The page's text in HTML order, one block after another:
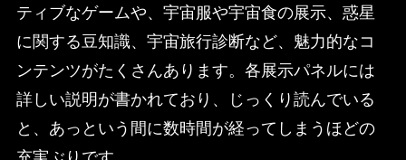
ティブなゲームや、宇宙服や宇宙食の展示、惑星
に関する豆知識、宇宙旅行診断など、魅力的なコ
ンテンツがたくさんあります。各展示パネルには
詳しい説明が書かれており、じっくり読んでいる
と、あっという間に数時間が経ってしまうほどの